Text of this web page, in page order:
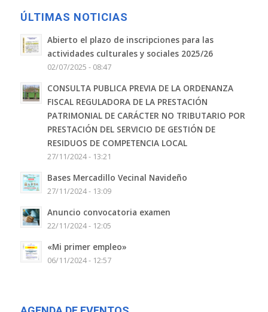
ÚLTIMAS NOTICIAS
Abierto el plazo de inscripciones para las
actividades culturales y sociales 2025/26
02/07/2025 - 08:47
CONSULTA PUBLICA PREVIA DE LA ORDENANZA
FISCAL REGULADORA DE LA PRESTACIÓN
PATRIMONIAL DE CARÁCTER NO TRIBUTARIO POR
PRESTACIÓN DEL SERVICIO DE GESTIÓN DE
RESIDUOS DE COMPETENCIA LOCAL
27/11/2024 - 13:21
Bases Mercadillo Vecinal Navideño
27/11/2024 - 13:09
Anuncio convocatoria examen
22/11/2024 - 12:05
«Mi primer empleo»
06/11/2024 - 12:57